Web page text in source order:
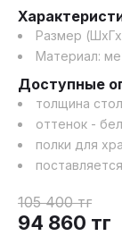
Размер
Материал:
Доступные
толщина
оттенок -
полки для
105 400тг
94 860 тг